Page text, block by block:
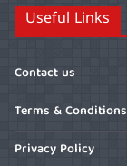
Useful Links
Contact us
Terms & Conditions
Privacy Policy